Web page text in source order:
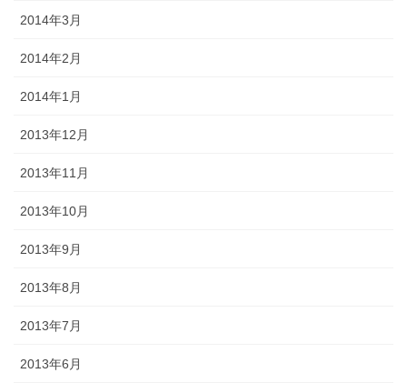
2014年3月
2014年2月
2014年1月
2013年12月
2013年11月
2013年10月
2013年9月
2013年8月
2013年7月
2013年6月